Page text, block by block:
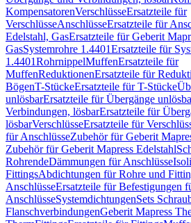
KompensatorenVerschlüsseErsatzteile für
VerschlüsseAnschlüsseErsatzteile für
Edelstahl, GasErsatzteile für Geberit
GasSystemrohre 1.4401Ersatzteile für
1.4401RohrnippelMuffenErsatzteile für
MuffenReduktionenErsatzteile für
BögenT-StückeErsatzteile für T-Stücke
unlösbarErsatzteile für Übergänge
Verbindungen, lösbarErsatzteile für
lösbarVerschlüsseErsatzteile für
für AnschlüsseZubehör für Geberit
Zubehör für Geberit Mapress Edelstahl
RohrendeDämmungen für Anschlüsse
FittingsAbdichtungen für Rohre und
AnschlüsseErsatzteile für Befestigungen
AnschlüsseSystemdichtungenSets
FlanschverbindungenGeberit Mapress